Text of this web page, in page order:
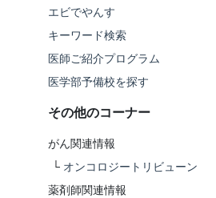
エビでやんす
キーワード検索
医師ご紹介プログラム
医学部予備校を探す
その他のコーナー
がん関連情報
└ オンコロジートリビューン
薬剤師関連情報